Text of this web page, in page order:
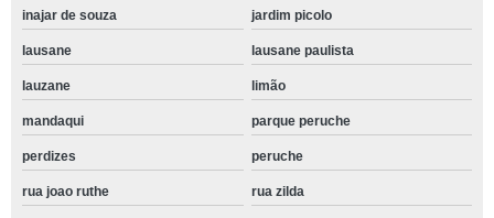
inajar de souza jardim picolo
lausane lausane paulista
lauzane limão
mandaqui parque peruche
perdizes peruche
rua joao ruthe rua zilda